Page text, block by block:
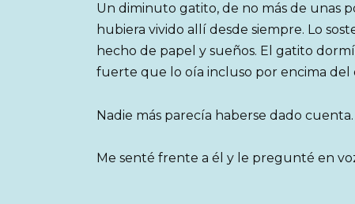
Un diminuto gatito, de no más de unas
hubiera vivido allí desde siempre. Lo
hecho de papel y sueños. El gatito
fuerte que lo oía incluso por encima
Nadie más parecía haberse dado cuenta.
Me senté frente a él y le pregunté en